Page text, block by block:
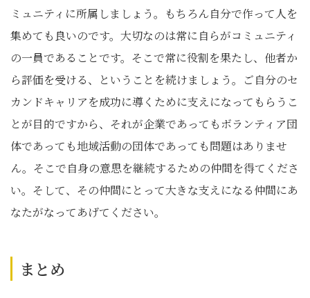
ミュニティに所属しましょう。もちろん自分で作って人を
集めても良いのです。大切なのは常に自らがコミュニティ
の一員であることです。そこで常に役割を果たし、他者か
ら評価を受ける、ということを続けましょう。ご自分のセ
カンドキャリアを成功に導くために支えになってもらうこ
とが目的ですから、それが企業であってもボランティア団
体であっても地域活動の団体であっても問題はありませ
ん。そこで自身の意思を継続するための仲間を得てくださ
い。そして、その仲間にとって大きな支えになる仲間にあ
なたがなってあげてください。
まとめ